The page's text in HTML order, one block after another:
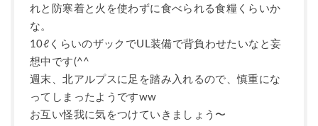
れと防寒着と火を使わずに食べられる食糧くらいか
な。
10ℓくらいのザックでUL装備で背負わせたいなと妄
想中です(^^
週末、北アルプスに足を踏み入れるので、慎重にな
ってしまったようですww
お互い怪我に気をつけていきましょう〜